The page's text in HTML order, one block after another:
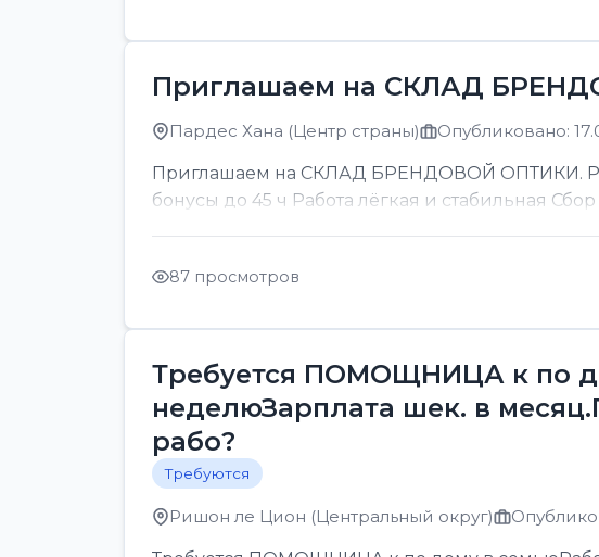
Приглашаем на СКЛАД
Пардес Хана (Центр страны) Опубликовано:
Приглашаем на СКЛАД БРЕНДОВОЙ ОПТИКИ.
бонусы до 45 ч Работа лёгкая и стабильная
87 просмотров
Требуется ПОМОЩНИЦА к по
неделюЗарплата шек. в
рабо?
Требуются
Ришон ле Цион (Центральный округ)